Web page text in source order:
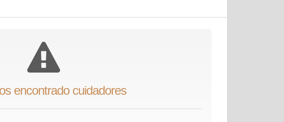
encontrado cuidadores